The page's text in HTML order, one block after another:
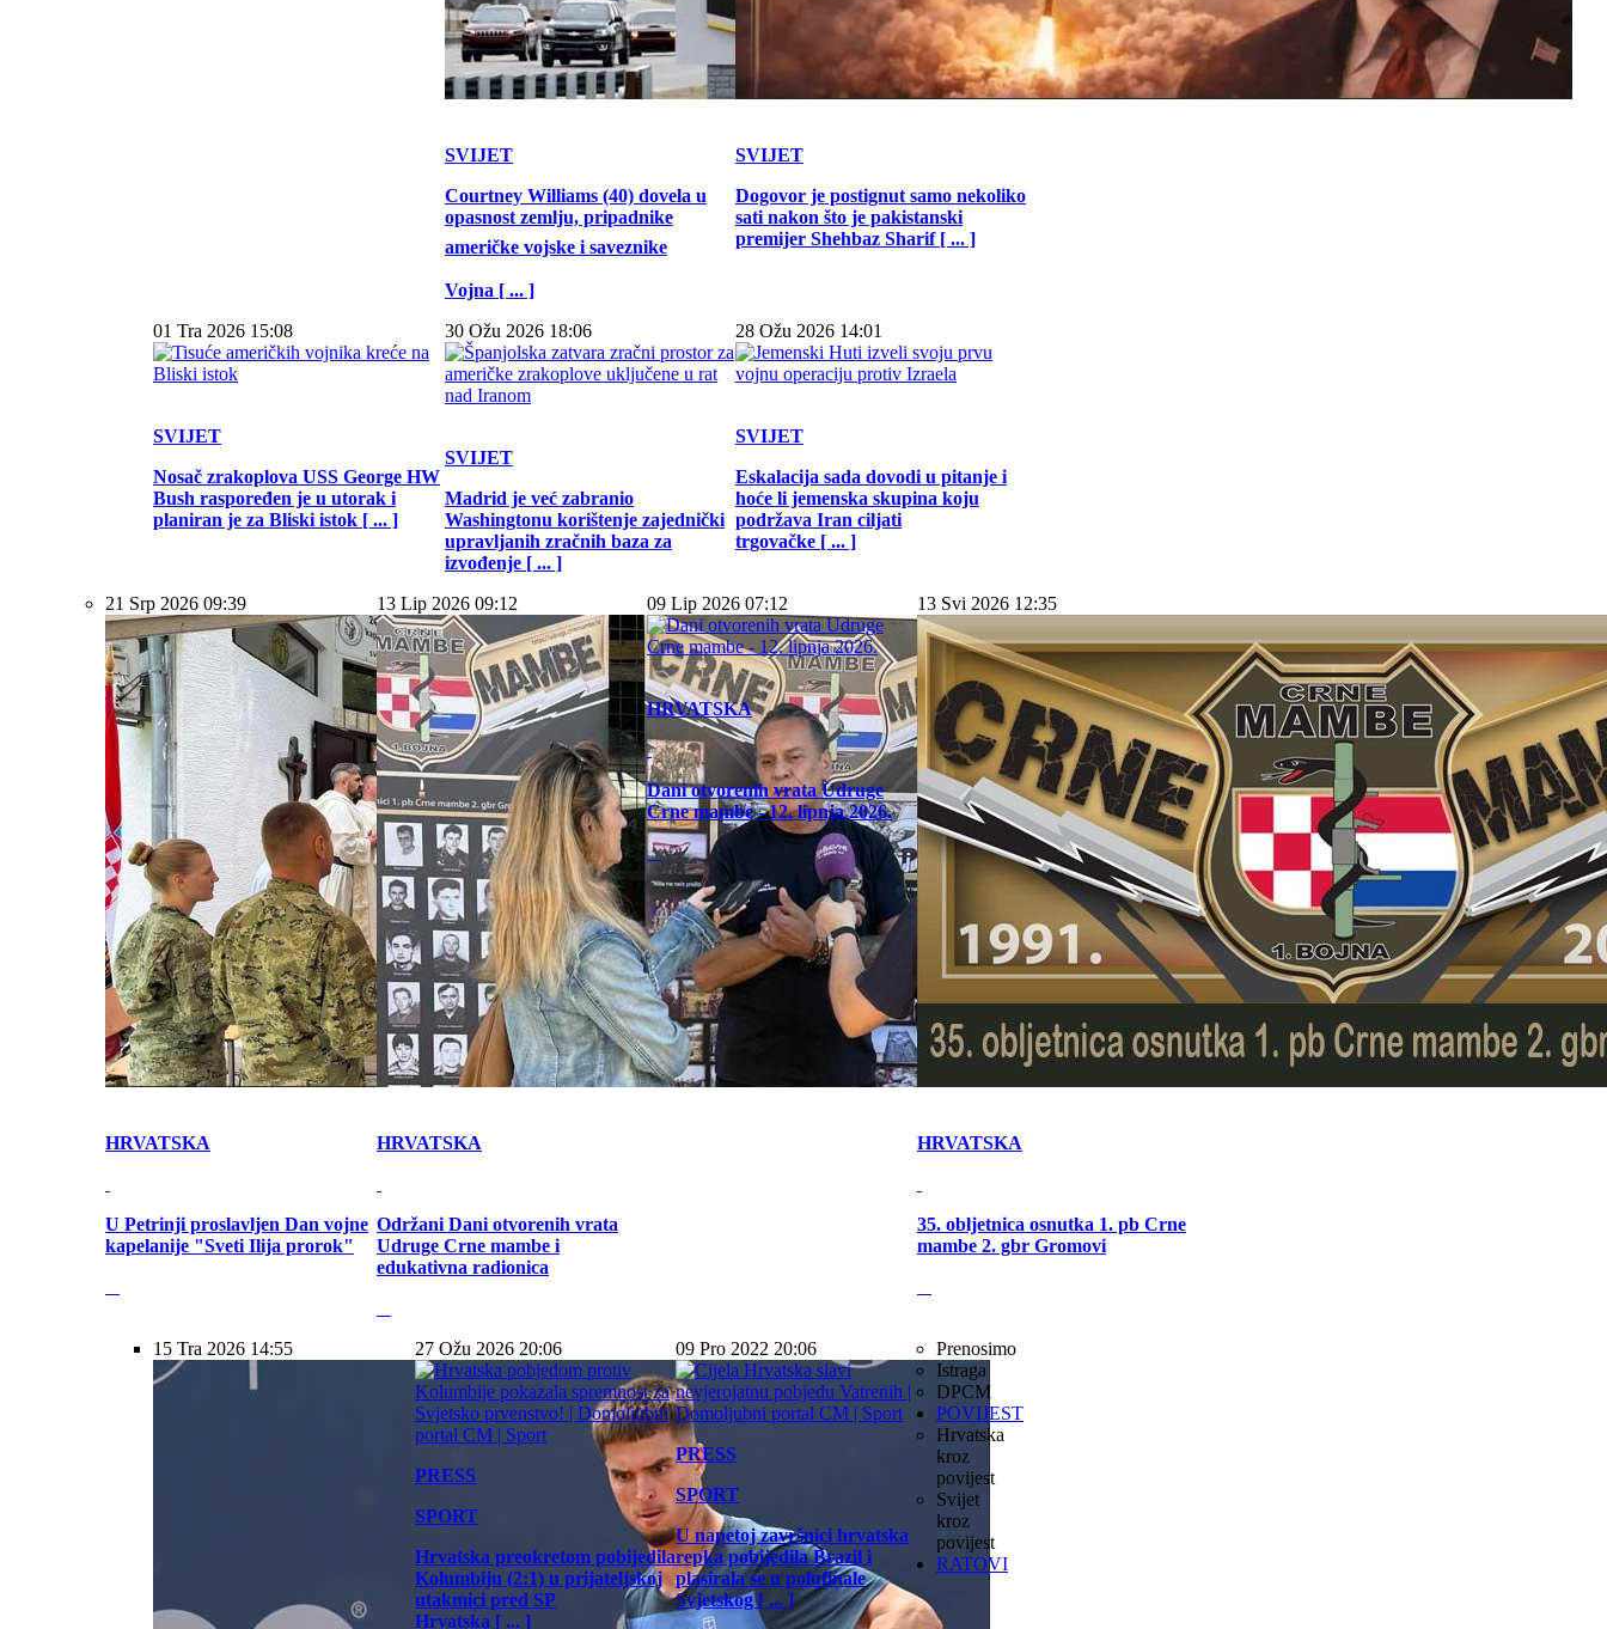
SVIJET
Courtney Williams (40) dovela u
opasnost zemlju, pripadnike
američke vojske i saveznike
Vojna [ ... ]
SVIJET
Dogovor je postignut samo nekoliko
sati nakon što je pakistanski
premijer Shehbaz Sharif [ ... ]
01 Tra 2026 15:08
SVIJET
Nosač zrakoplova USS George HW
Bush raspoređen je u utorak i
planiran je za Bliski istok [ ... ]
30 Ožu 2026 18:06
SVIJET
Madrid je već zabranio
Washingtonu korištenje zajednički
upravljanih zračnih baza za
izvođenje [ ... ]
28 Ožu 2026 14:01
SVIJET
Eskalacija sada dovodi u pitanje i
hoće li jemenska skupina koju
podržava Iran ciljati
trgovačke [ ... ]
21 Srp 2026 09:39
HRVATSKA
U Petrinji proslavljen Dan vojne
kapelanije "Sveti Ilija prorok"
13 Lip 2026 09:12
HRVATSKA
Održani Dani otvorenih vrata
Udruge Crne mambe i
edukativna radionica
09 Lip 2026 07:12
HRVATSKA
Dani otvorenih vrata Udruge
Crne mambe - 12. lipnja 2026.
13 Svi 2026 12:35
HRVATSKA
35. obljetnica osnutka 1. pb Crne
mambe 2. gbr Gromovi
15 Tra 2026 14:55 27 Ožu 2026 20:06
PRESS
SPORT
Hrvatska preokretom pobijedila
Kolumbiju (2:1) u prijateljskoj
utakmici pred SP
Hrvatska [ ... ]
09 Pro 2022 20:06
PRESS
SPORT
U napetoj završnici hrvatska
repka pobijedila Brazil i
plasirala se u polufinale
Svjetskog [ ... ]
Prenosimo
Istraga
DPCM
POVIJEST
Hrvatska
kroz
povijest
Svijet
kroz
povijest
RATOVI